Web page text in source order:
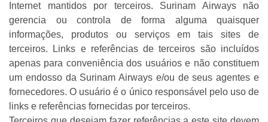
Internet mantidos por terceiros. Surinam Airways não
gerencia ou controla de forma alguma quaisquer
informações, produtos ou serviços em tais sites de
terceiros. Links e referências de terceiros são incluídos
apenas para conveniência dos usuários e não constituem
um endosso da Surinam Airways e/ou de seus agentes e
fornecedores. O usuário é o único responsável pelo uso de
links e referências fornecidas por terceiros.